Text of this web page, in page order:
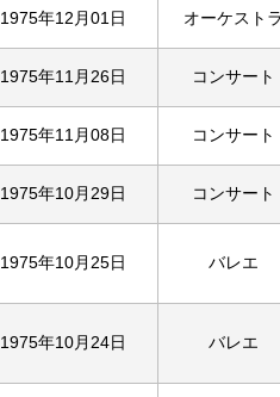
1975年12月01日 オーケストラ
1975年11月26日 コンサート
1975年11月08日 コンサート
1975年10月29日 コンサート
1975年10月25日 バレエ
1975年10月24日 バレエ